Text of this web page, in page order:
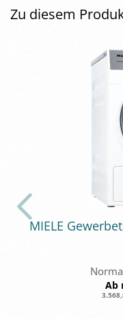
Zu diesem
MIELE
Ab